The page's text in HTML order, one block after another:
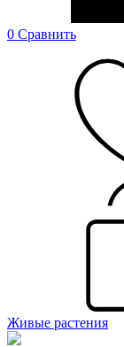
0 Сравнить
Живые растения